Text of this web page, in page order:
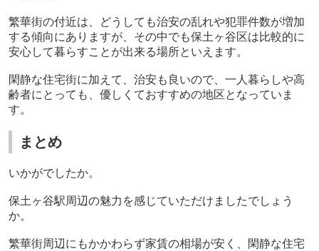
繁華街の付近は、どうしても治安の乱れや犯罪件数が増加
する傾向にありますが、その中でも保土ヶ谷区は比較的に
安心して暮らすことが出来る場所といえます。
閑静な住宅街に加えて、治安も良いので、一人暮らしや高
齢者にとっても、優しくておすすめの地区となっていま
す。
まとめ
いかがでしたか。
保土ヶ谷駅周辺の魅力を感じていただけましたでしょう
か。
繁華街周辺にもかかわらず家賃の相場が安く、閑静な住宅